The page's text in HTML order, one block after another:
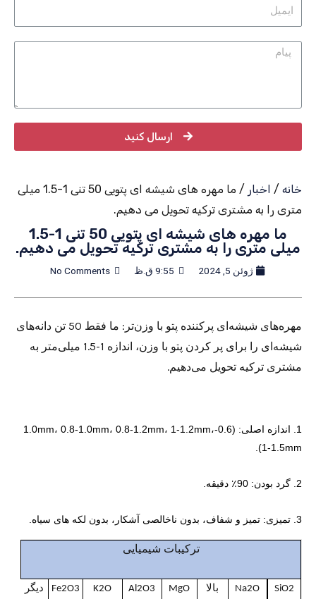
ارسال کنید
خانه / اخبار
/ ما مهره های شیشه ای پتویی 50 تنی 1-1.5 میلی
متری را به مشتری ترکیه تحویل می دهیم.
ما مهره های شیشه ای پتویی 50 تنی 1-1.5
میلی متری را به مشتری ترکیه تحویل می دهیم.
ژوئن 5, 2024 9:55 ق.ظ No Comments
مهره‌های شیشه‌ای پرکننده پتو با وزن‌تر: ما فقط 50 تن دانه‌های
شیشه‌ای را برای پر کردن پتو با وزن، اندازه 1-1.5 میلی‌متر به
مشتری ترکیه تحویل می‌دهیم.
1. اندازه اصلی: (0.6-1.0mm، 0.8-1.0mm، 0.8-1.2mm، 1-1.2mm،
1-1.5mm).
2. گرد بودن: 90٪ دقیقه.
3. تمیزی: تمیز و شفاف، بدون ناخالصی آشکار، بدون لکه های سیاه.
ترکیبات شیمیایی
SiO2
Na2O بالا MgO
Al2O3
K2O
Fe2O3 دیگر